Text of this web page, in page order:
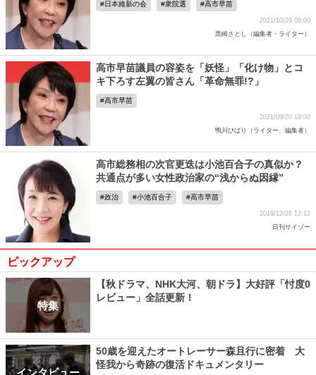
日本維新の会 衆院選 高市早苗
2021/10/29 06:00
黒崎さとし（編集者・ライター）
高市早苗議員の容姿を「妖怪」「化け物」とコ
キ下ろす左翼の皆さん「革命無罪!?」
高市早苗
2021/09/20 19:00
鴨川ひばり（ライター、編集者）
高市総務相の次官更迭は小池百合子の真似か？
共通点が多い女性政治家の“浅からぬ因縁”
政治 小池百合子 高市早苗
2019/12/26 12:12
日刊サイゾー
ピックアップ
特集
【秋ドラマ、NHK大河、朝ドラ】大好評「忖度0
レビュー」全話更新！
インタビュー
50歳を迎えたオートレーサー森且行に密着 大
怪我から奇跡の復活ドキュメンタリー